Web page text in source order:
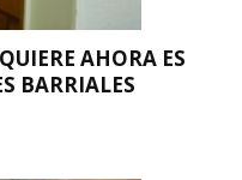
AHORA ES
BARRIALES